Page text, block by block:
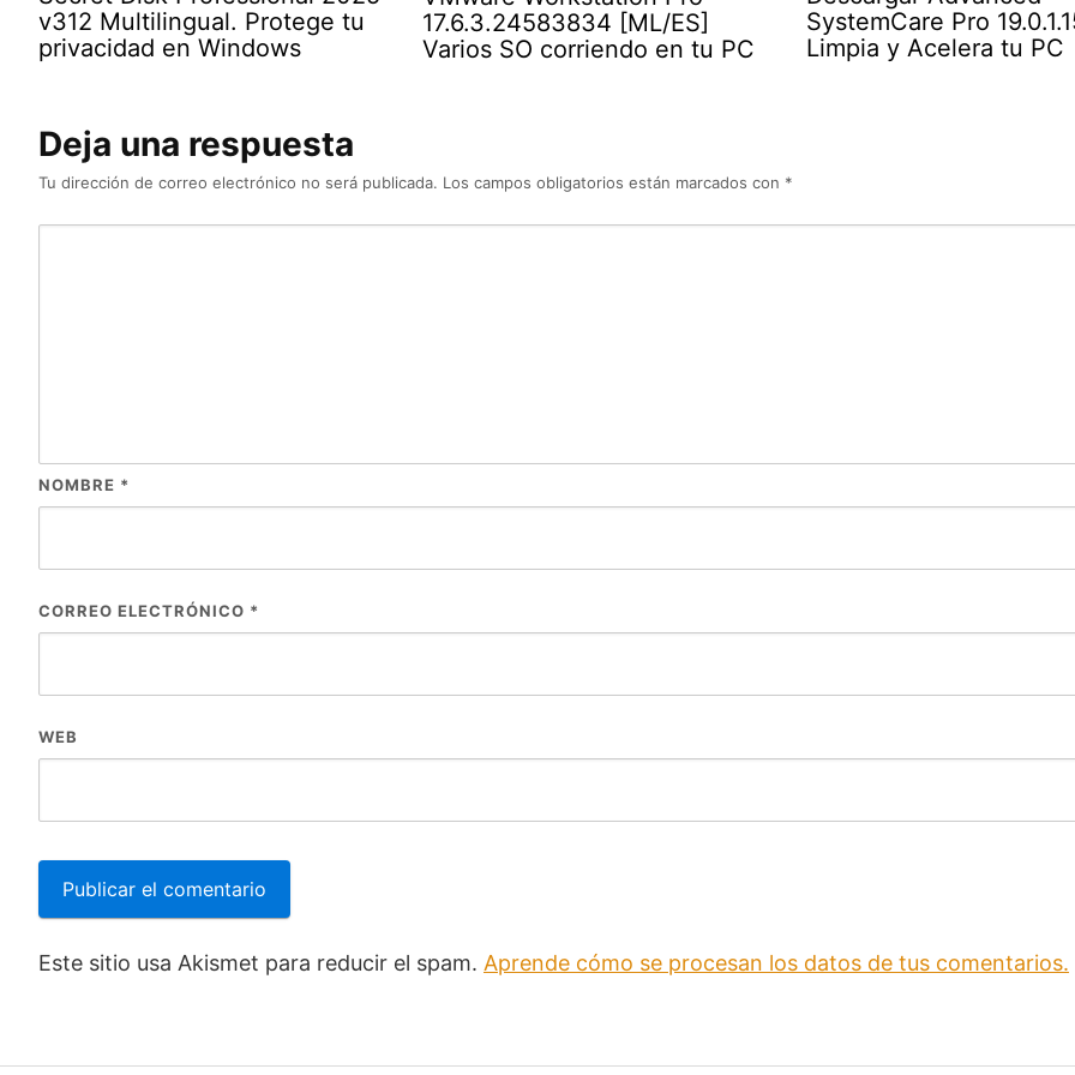
v312 Multilingual. Protege tu
privacidad en Windows
17.6.3.24583834 [ML/ES]
Varios SO corriendo en tu PC
SystemCare Pro
Limpia y Acelera tu PC
Deja una respuesta
Tu dirección de correo electrónico no será publicada. Los campos obligatorios están marcados con *
NOMBRE *
CORREO ELECTRÓNICO *
WEB
Este sitio usa Akismet para reducir el spam. Aprende cómo se procesan los datos de tus comentarios.